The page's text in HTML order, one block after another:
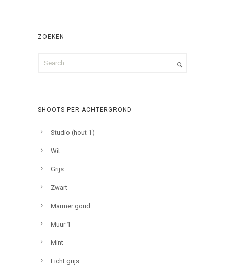
ZOEKEN
SHOOTS PER ACHTERGROND
Studio (hout 1)
Wit
Grijs
Zwart
Marmer goud
Muur 1
Mint
Licht grijs